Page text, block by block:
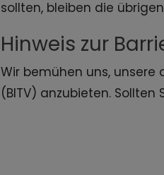
sollten, bleiben die
Hinweis zur
Wir bemühen uns,
(BITV) anzubieten.